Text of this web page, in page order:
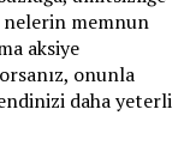
nelerin memnun
aksiye
onunla
daha yeterli